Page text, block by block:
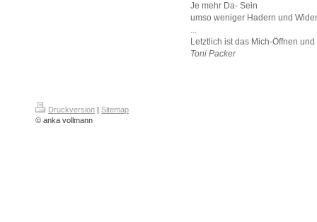
Je mehr Da- Sein
umso weniger Hadern und
...
Letztlich ist das Mich-Öffnen
Toni Packer
Druckversion | Sitemap
© anka vollmann